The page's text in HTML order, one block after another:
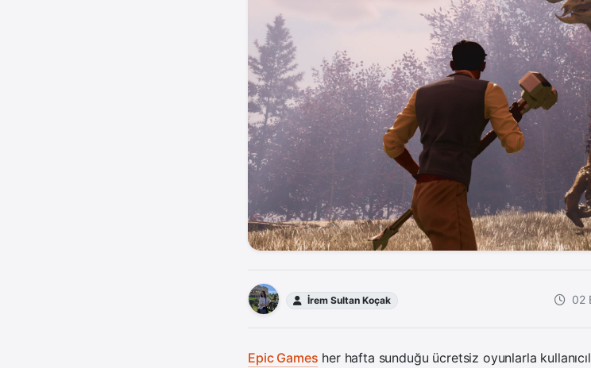
İrem Sultan Koçak 02
Epic Games her hafta sunduğu ücretsiz oyunlarla